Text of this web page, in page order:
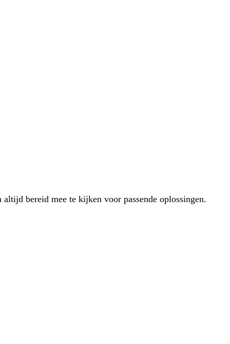
bereid mee te kijken voor passende oplossingen.